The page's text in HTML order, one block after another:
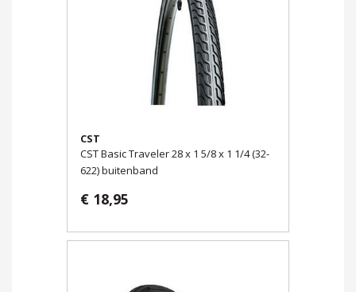
CST
CST Basic Traveler 28 x 1 5/8 x 1 1/4 (32-
622) buitenband
€ 18,95